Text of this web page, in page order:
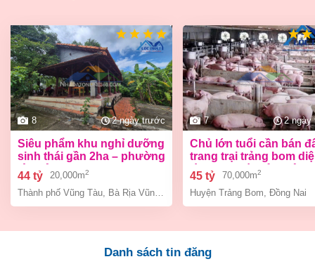
8 2 ngày trước
siêu phẩm khu nghỉ dưỡng
sinh thái gần 2ha – phường
tân hải, tp. hcm
44 tỷ 20,000m2
Thành phố Vũng Tàu Bà Rịa Vũng Tàu
7 2
chủ lớn tuổi cần bán đất
trang trại trảng bom
tích 7ha giá chỉ 45 tỷ (
cũ 60 tỷ)
45 tỷ 70,000m2
Huyện Trảng Bom Đồng Nai
Danh sách tin đăng